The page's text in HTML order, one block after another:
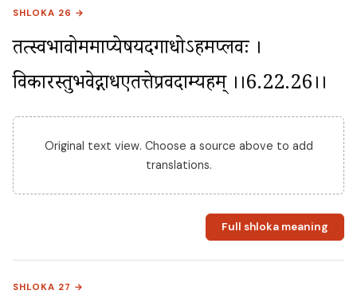
SHLOKA 26 →
तत्स्वभावोममाप्येषयदगाधोऽहमप्लवः ।
विकारस्तुभवेद्गाधएतत्तेप्रवदाम्यहम् ।।6.22.26।।
Original text view. Choose a source above to add
translations.
Full shloka meaning
SHLOKA 27 →